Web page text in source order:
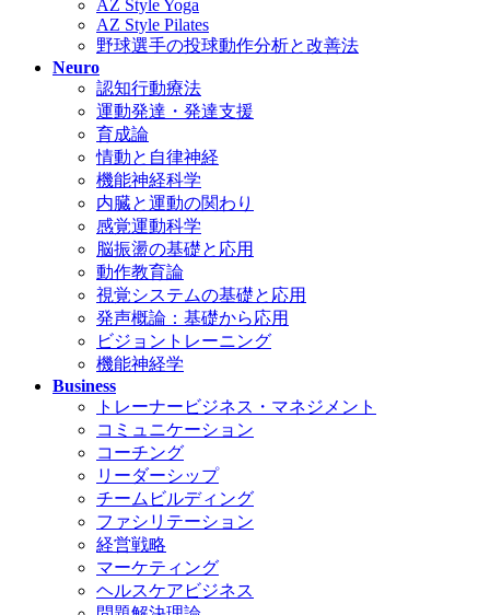
AZ Style Yoga
AZ Style Pilates
野球選手の投球動作分析と改善法
Neuro
認知行動療法
運動発達・発達支援
育成論
情動と自律神経
機能神経科学
内臓と運動の関わり
感覚運動科学
脳振盪の基礎と応用
動作教育論
視覚システムの基礎と応用
発声概論：基礎から応用
ビジョントレーニング
機能神経学
Business
トレーナービジネス・マネジメント
コミュニケーション
コーチング
リーダーシップ
チームビルディング
ファシリテーション
経営戦略
マーケティング
ヘルスケアビジネス